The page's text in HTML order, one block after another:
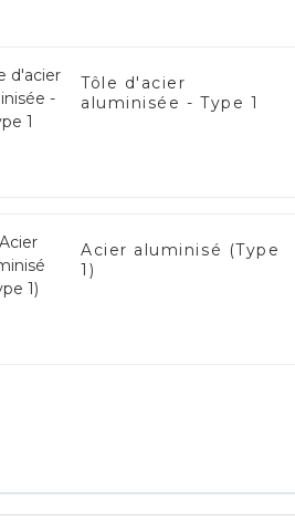
Tôle d'acier
aluminisée - Type 1
Acier aluminisé (Type
1)